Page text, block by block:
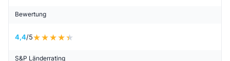
Bewertung
4,4/5
S&P Länderrating